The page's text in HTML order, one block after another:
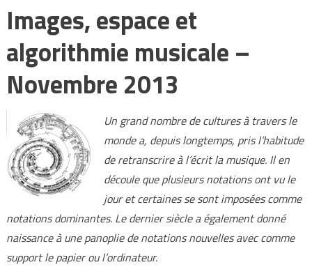
Images, espace et
algorithmie musicale –
Novembre 2013
Un grand nombre de cultures à travers le
monde a, depuis longtemps, pris l’habitude
de retranscrire à l’écrit la musique. Il en
découle que plusieurs notations ont vu le
jour et certaines se sont imposées comme
notations dominantes. Le dernier siècle a également donné
naissance à une panoplie de notations nouvelles avec comme
support le papier ou l’ordinateur.